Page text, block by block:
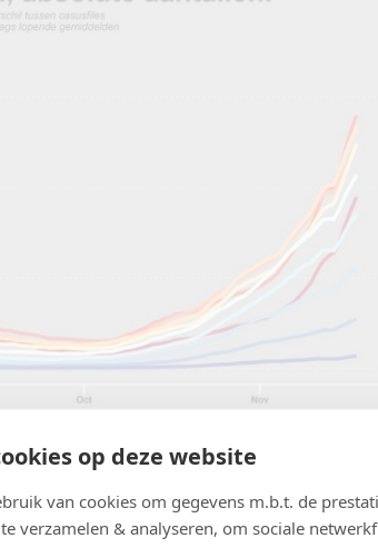
op deze website
van cookies om gegevens m.b.t. de
verzamelen & analyseren, om sociale
vooral door de oudste leeftijdsgroepen.